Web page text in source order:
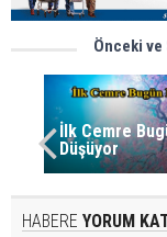
Önceki
İlk Cemre
Düşüyor
HABERE YORUM